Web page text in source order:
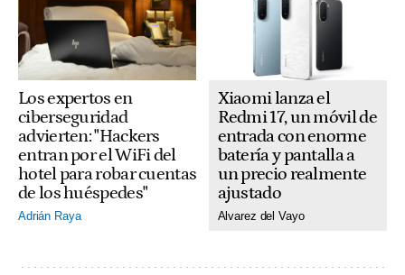
Los expertos en
ciberseguridad
advierten: "Hackers
entran por el WiFi del
hotel para robar cuentas
de los huéspedes"
Adrián Raya
Xiaomi lanza el
Redmi 17, un móvil de
entrada con enorme
batería y pantalla a
un precio realmente
ajustado
Alvarez del Vayo